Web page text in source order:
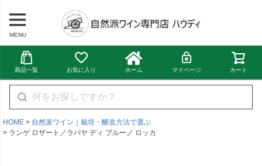
MENU
商品一覧 お気に入り ホーム マイページ カート
HOME
自然派ワイン｜栽培・醸造方法で選ぶ
ランゲ ロザート／ラバヤ ディ ブルーノ ロッカ